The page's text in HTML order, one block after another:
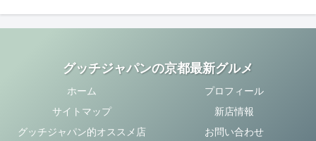
グッチジャパンの京都最新グルメ
ホーム
プロフィール
サイトマップ
新店情報
グッチジャパン的オススメ店
お問い合わせ